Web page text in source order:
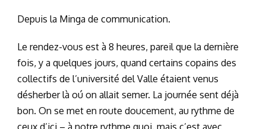
Depuis la Minga de communication.
Le rendez-vous est à 8 heures, pareil que la dernière
fois, y a quelques jours, quand certains copains des
collectifs de l’université del Valle étaient venus
désherber là oú on allait semer. La journée sent déjà
bon. On se met en route doucement, au rythme de